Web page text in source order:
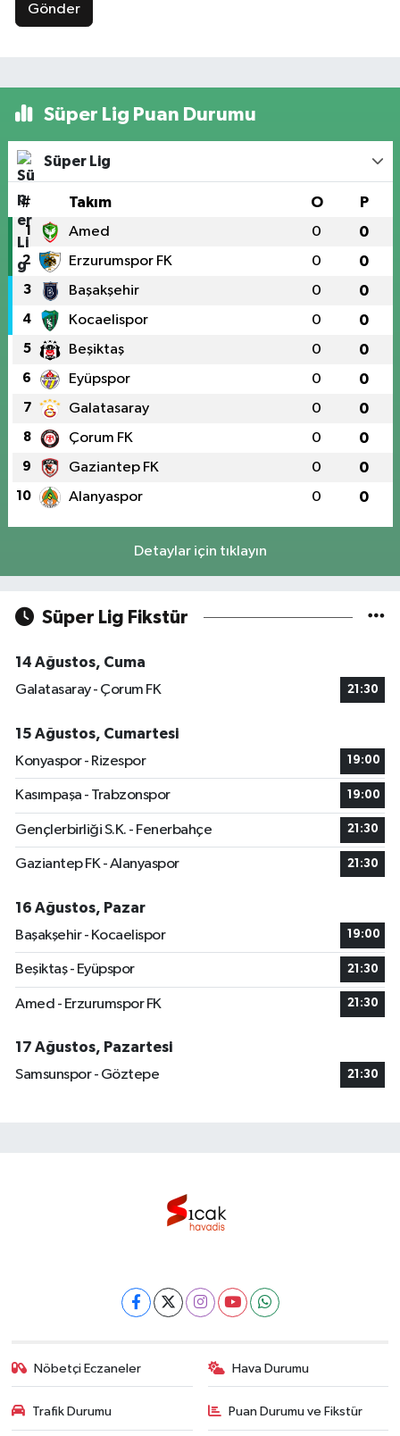
Gönder
Süper Lig Puan Durumu
Süper Lig
# Takım O P
1 Amed 0 0
2 Erzurumspor FK 0 0
3 Başakşehir 0 0
4 Kocaelispor 0 0
5 Beşiktaş 0 0
6 Eyüpspor 0 0
7 Galatasaray 0 0
8 Çorum FK 0 0
9 Gaziantep FK 0 0
10 Alanyaspor 0 0
Detaylar için tıklayın
Süper Lig Fikstür
14 Ağustos, Cuma
Galatasaray - Çorum FK
21:30
15 Ağustos, Cumartesi
Konyaspor - Rizespor
19:00
Kasımpaşa - Trabzonspor 19:00
Gençlerbirliği S.K. - Fenerbahçe 21:30
Gaziantep FK - Alanyaspor 21:30
16 Ağustos, Pazar
Başakşehir - Kocaelispor
19:00
Beşiktaş - Eyüpspor 21:30
Amed - Erzurumspor FK 21:30
17 Ağustos, Pazartesi
Samsunspor - Göztepe
21:30
Nöbetçi Eczaneler Hava Durumu
Trafik Durumu Puan Durumu ve Fikstür